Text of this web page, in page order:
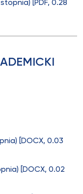
[PDF, 0.28
[DOCX, 0.03
[DOCX, 0.02